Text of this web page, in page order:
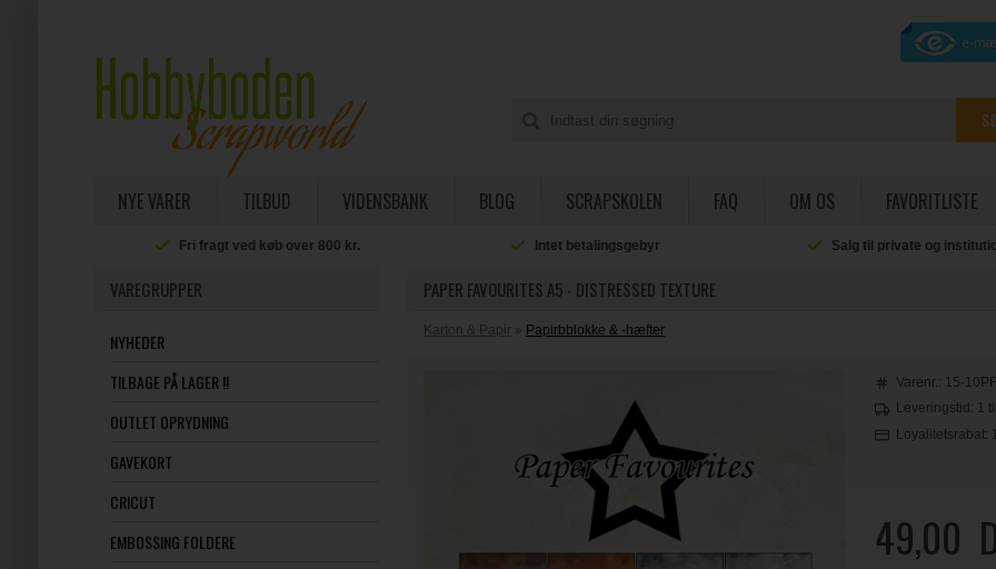
NYE VARER TILBUD VIDENSBANK BLOG SCRAPSKOLEN FAQ OM OS FAVORITLISTE
Fri fragt ved køb over 800 kr. Intet betalingsgebyr Salg til private og
VAREGRUPPER
NYHEDER
TILBAGE PÅ LAGER !!
OUTLET OPRYDNING
GAVEKORT
CRICUT
EMBOSSING FOLDERE
PAPER FAVOURITES A5 - DISTRESSED TEXTURE
Karton & Papir » Papirbblokke & -hæfter
Varenr.: 15-
Leveringstid: 1
Loyalitetsrabat:
49,00